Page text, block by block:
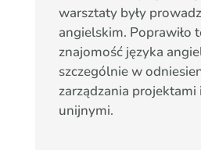
warsztaty były
angielskim. Poprawiło
znajomość języka
szczególnie w
zarządzania
unijnymi.